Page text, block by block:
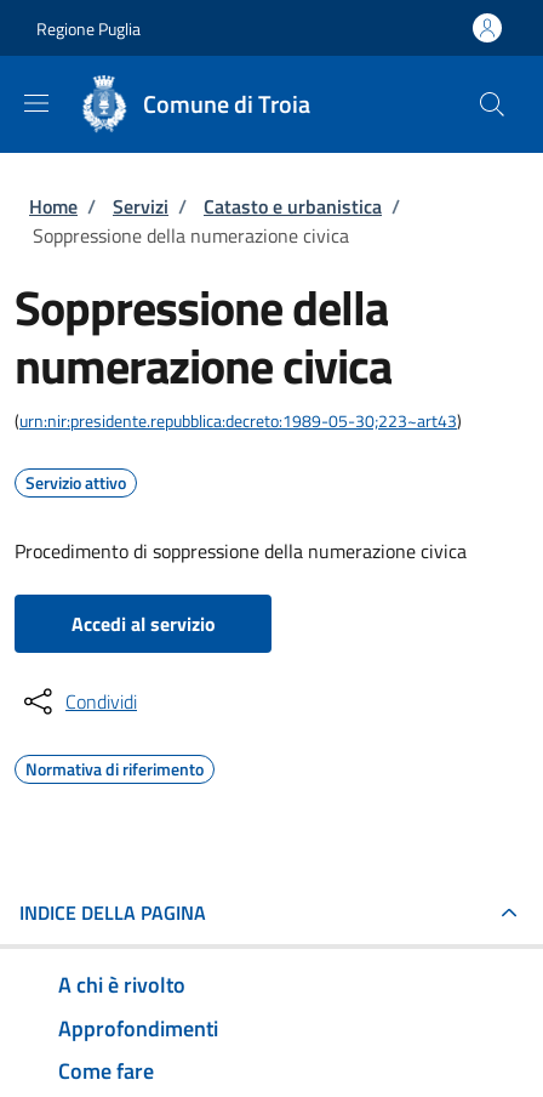
Regione Puglia
Comune di Troia
Briciole di pane
Home / Servizi / Catasto e urbanistica /
Soppressione della numerazione civica
Soppressione della
numerazione civica
(urn:nir:presidente.repubblica:decreto:1989-05-30;223~art43)
Servizio attivo
Procedimento di soppressione della numerazione civica
Accedi al servizio
Condividi
Normativa di riferimento
INDICE DELLA PAGINA
A chi è rivolto
Approfondimenti
Come fare